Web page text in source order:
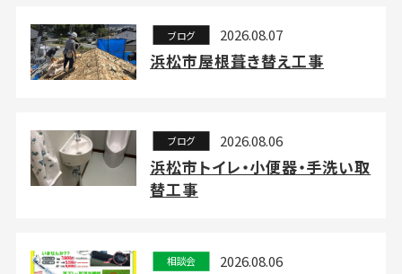
ブログ 2026.08.07
浜松市屋根葺き替え工事
ブログ 2026.08.06
浜松市トイレ・小便器・手洗い取
替工事
相談会 2026.08.06